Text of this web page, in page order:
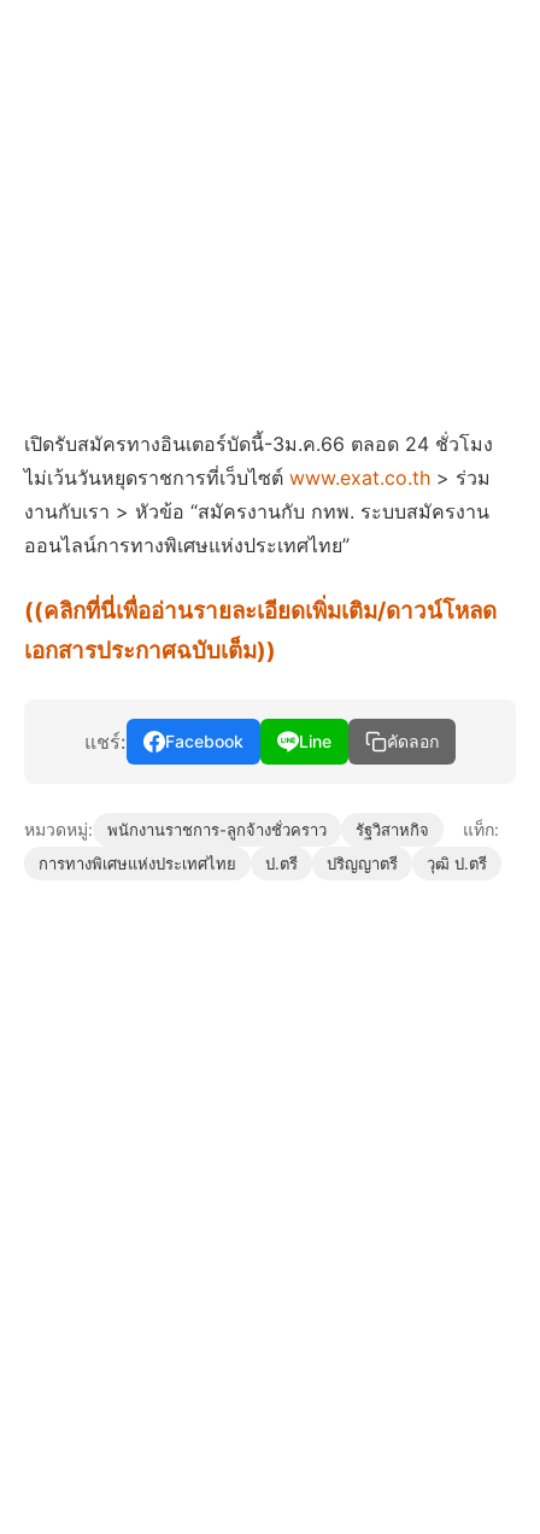
เปิดรับสมัครทางอินเตอร์บัดนี้-3ม.ค.66 ตลอด 24 ชั่วโมง
ไม่เว้นวันหยุดราชการที่เว็บไซต์ www.exat.co.th > ร่วม
งานกับเรา > หัวข้อ “สมัครงานกับ กทพ. ระบบสมัครงาน
ออนไลน์การทางพิเศษแห่งประเทศไทย”
((คลิกที่นี่เพื่ออ่านรายละเอียดเพิ่มเติม/ดาวน์โหลด
เอกสารประกาศฉบับเต็ม))
แชร์: Facebook Line คัดลอก
หมวดหมู่: พนักงานราชการ-ลูกจ้างชั่วคราว รัฐวิสาหกิจ แท็ก:
การทางพิเศษแห่งประเทศไทย ป.ตรี ปริญญาตรี วุฒิ ป.ตรี